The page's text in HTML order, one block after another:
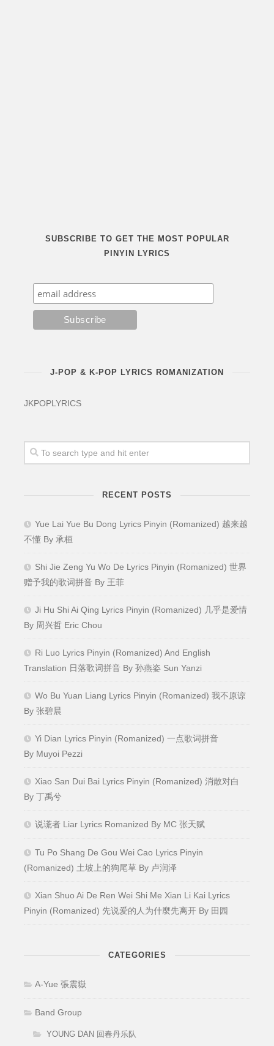
SUBSCRIBE TO GET THE MOST POPULAR
PINYIN LYRICS
J-POP & K-POP LYRICS ROMANIZATION
JKPOPLYRICS
RECENT POSTS
Yue Lai Yue Bu Dong Lyrics Pinyin (Romanized) 越来越
不懂 By 承桓
Shi Jie Zeng Yu Wo De Lyrics Pinyin (Romanized) 世界
赠予我的歌词拼音 By 王菲
Ji Hu Shi Ai Qing Lyrics Pinyin (Romanized) 几乎是爱情
By 周兴哲 Eric Chou
Ri Luo Lyrics Pinyin (Romanized) And English
Translation 日落歌词拼音 By 孙燕姿 Sun Yanzi
Wo Bu Yuan Liang Lyrics Pinyin (Romanized) 我不原谅
By 张碧晨
Yi Dian Lyrics Pinyin (Romanized) 一点歌词拼音
By Muyoi Pezzi
Xiao San Dui Bai Lyrics Pinyin (Romanized) 消散对白
By 丁禹兮
说谎者 Liar Lyrics Romanized By MC 张天赋
Tu Po Shang De Gou Wei Cao Lyrics Pinyin
(Romanized) 土坡上的狗尾草 By 卢润泽
Xian Shuo Ai De Ren Wei Shi Me Xian Li Kai Lyrics
Pinyin (Romanized) 先说爱的人为什麼先离开 By 田园
CATEGORIES
A-Yue 張震嶽
Band Group
YOUNG DAN 回春丹乐队